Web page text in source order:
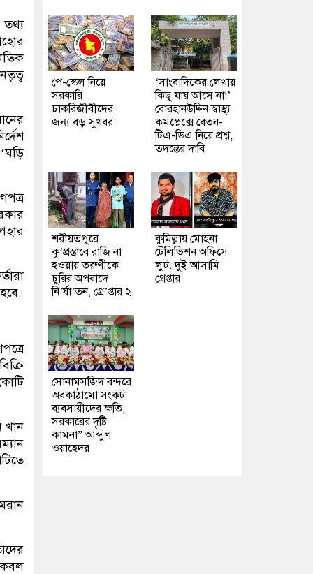
তথ্য
খান
পে-স্কেল নিয়ে
সরকারি
চাকরিজীবীদের
জন্য বড় সুখবর
‘সাংবাদিকের লেখায়
কিছু যায় আসে না!’
বোরহানউদ্দিন স্বাস্থ্য
কমপ্লেক্সে বেতন-
টিএ-ডিএ নিয়ে প্রশ্ন,
তদন্তের দাবি
শরীয়তপুরে
কু’প্রস্তাবে রাজি না
হওয়ায় তরুণীকে
চুরির অপবাদে
নি’র্যা’তন, গ্রে’প্তার ২
কুমিল্লায় মোহনা
টেলিভিশন অফিসে
লুট: দুই আসামি
গ্রেপ্তার
সোনামসজিদ বন্দরে
অবকাঠামো সংকট
ব্যবসায়ীদের ক্ষতি,
সরকারের দৃষ্টি
কামনা” আব্দুল
ওয়াহেদর